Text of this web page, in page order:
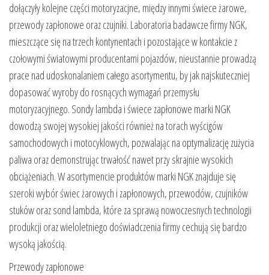
dołączyły kolejne części motoryzacjne, między innymi świece żarowe,
przewody zapłonowe oraz czujniki. Laboratoria badawcze firmy NGK,
mieszczące się na trzech kontynentach i pozostające w kontakcie z
czołowymi światowymi producentami pojazdów, nieustannie prowadzą
prace nad udoskonalaniem całego asortymentu, by jak najskuteczniej
dopasować wyroby do rosnących wymagań przemysłu
motoryzacyjnego. Sondy lambda i świece zapłonowe marki NGK
dowodzą swojej wysokiej jakości również na torach wyścigów
samochodowych i motocyklowych, pozwalając na optymalizację zużycia
paliwa oraz demonstrując trwałość nawet przy skrajnie wysokich
obciążeniach. W asortymencie produktów marki NGK znajduje się
szeroki wybór świec żarowych i zapłonowych, przewodów, czujników
stuków oraz sond lambda, które za sprawą nowoczesnych technologii
produkcji oraz wieloletniego doświadczenia firmy cechują się bardzo
wysoką jakością.
Przewody zapłonowe